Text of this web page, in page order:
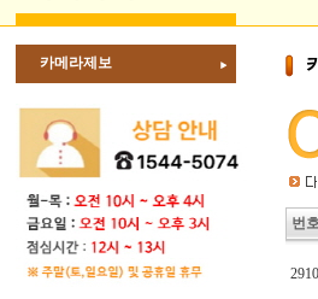
카메라제보
번
2910